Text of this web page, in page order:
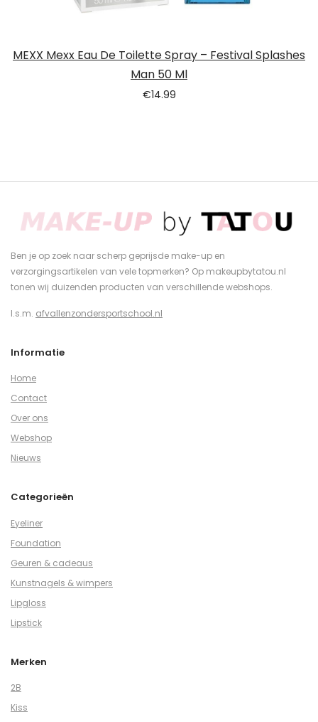
MEXX Mexx Eau De Toilette Spray – Festival Splashes
Man 50 Ml
€14.99
Ben je op zoek naar scherp geprijsde make-up en
verzorgingsartikelen van vele topmerken? Op makeupbytatou.nl
tonen wij duizenden producten van verschillende webshops.
I.s.m. afvallenzondersportschool.nl
Informatie
Home
Contact
Over ons
Webshop
Nieuws
Categorieën
Eyeliner
Foundation
Geuren & cadeaus
Kunstnagels & wimpers
Lipgloss
Lipstick
Merken
2B
Kiss